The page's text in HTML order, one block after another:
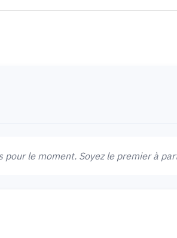
pour le moment. Soyez le premier à